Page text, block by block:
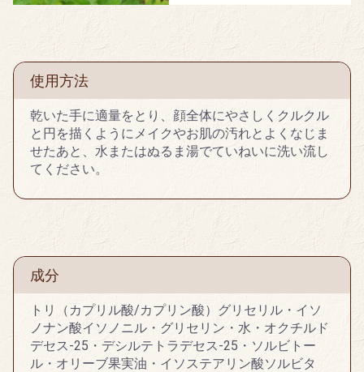
使用方法
乾いた手に適量をとり、顔全体にやさしくクルクル
と円を描くようにメイクやお肌の汚れとよくなじま
せたあと、水またはぬるま湯でていねいに洗い流し
てください。
成分
トリ（カプリル酸/カプリン酸）グリセリル・イソ
ノナン酸イソノニル・グリセリン・水・オクチルド
デセス-25・デシルテトラデセス-25・ソルビトー
ル・オリーブ果実油・イソステアリン酸ソルビタ